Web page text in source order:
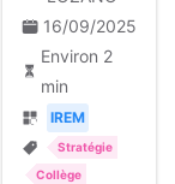
16/09/2025
Environ 2
min
IREM
Stratégie
Collège